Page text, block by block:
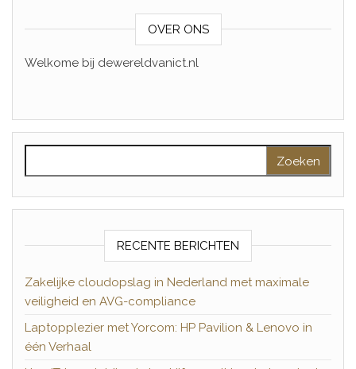
OVER ONS
Welkome bij dewereldvanict.nl
RECENTE BERICHTEN
Zakelijke cloudopslag in Nederland met maximale
veiligheid en AVG-compliance
Laptopplezier met Yorcom: HP Pavilion & Lenovo in
één Verhaal